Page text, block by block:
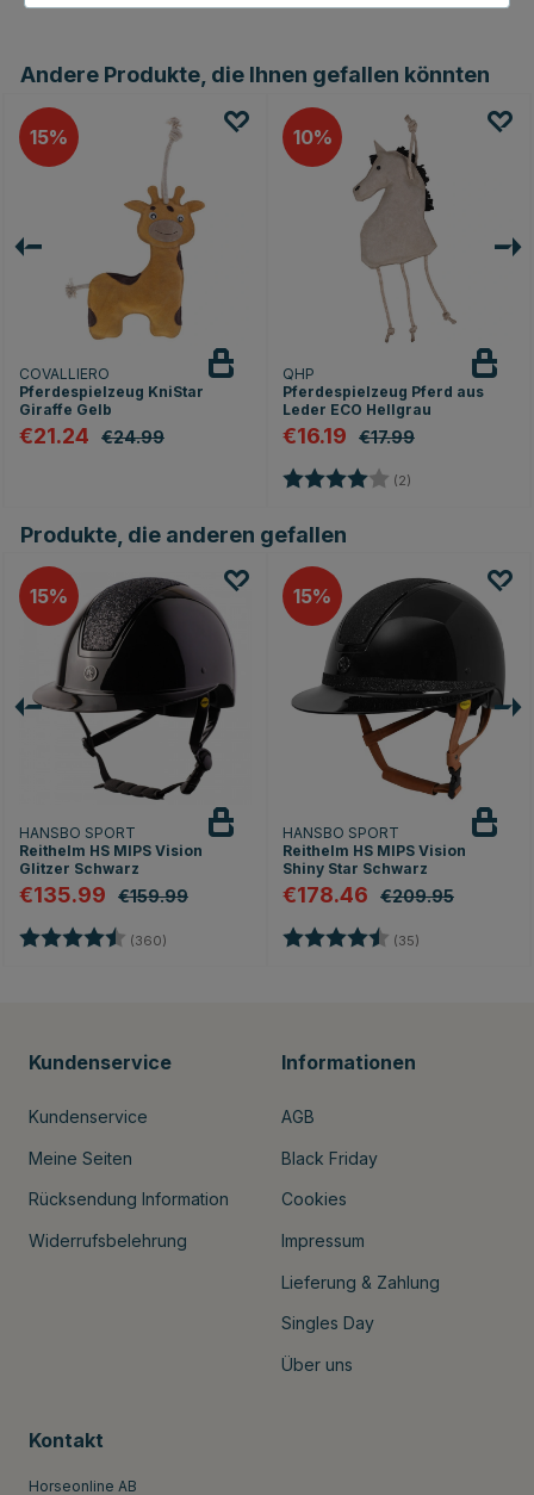
Andere Produkte, die Ihnen gefallen könnten
15
COVALLIERO
Pferdespielzeug KniStar
Giraffe Gelb
€21.24 €24.99
10
QHP
Pferdespielzeug Pferd aus
Leder ECO Hellgrau
€16.19 €17.99
Bewertung: (2)
Produkte, die anderen gefallen
15
HANSBO SPORT
Reithelm HS MIPS Vision
Glitzer Schwarz
€135.99 €159.99
Bewertung: (360) 4.7 von 5 Sternen
15
HANSBO SPORT
Reithelm HS MIPS Vision
Shiny Star Schwarz
€178.46 €209.95
Bewertung: (35)
Kundenservice
Kundenservice
Meine Seiten
Rücksendung Information
Widerrufsbelehrung
Informationen
AGB
Black Friday
Cookies
Impressum
Lieferung & Zahlung
Singles Day
Über uns
Kontakt
Horseonline AB